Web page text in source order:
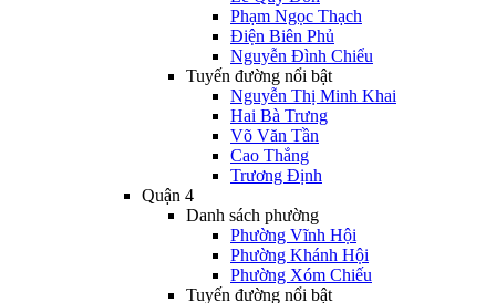
Phạm Ngọc Thạch
Điện Biên Phủ
Nguyễn Đình Chiểu
Tuyến đường nổi bật
Nguyễn Thị Minh Khai
Hai Bà Trưng
Võ Văn Tần
Cao Thắng
Trương Định
Quận 4
Danh sách phường
Phường Vĩnh Hội
Phường Khánh Hội
Phường Xóm Chiếu
Tuyến đường nổi bật